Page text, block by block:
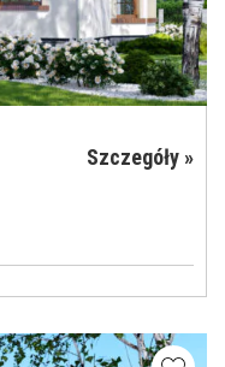
Szczegóły »